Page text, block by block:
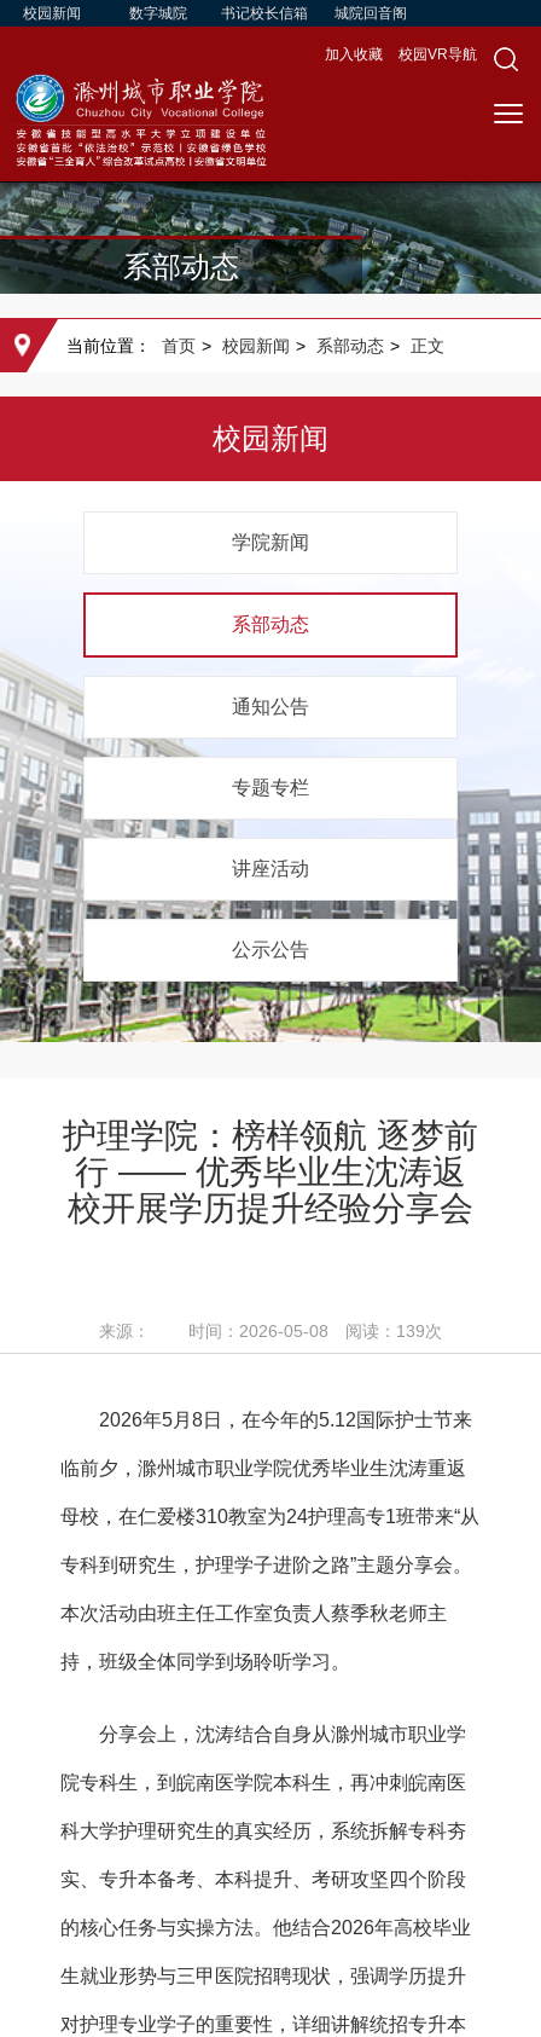
校园新闻 数字城院 书记校长信箱 城院回音阁
加入收藏 校园VR导航
系部动态
当前位置： 首页 > 校园新闻 > 系部动态 > 正文
校园新闻
学院新闻
系部动态
通知公告
专题专栏
讲座活动
公示公告
护理学院：榜样领航 逐梦前
行 —— 优秀毕业生沈涛返
校开展学历提升经验分享会
来源： 时间：2026-05-08 阅读： 139次
2026年5月8日，在今年的5.12国际护士节来
临前夕，滁州城市职业学院优秀毕业生沈涛重返
母校，在仁爱楼310教室为24护理高专1班带来“从
专科到研究生，护理学子进阶之路”主题分享会。
本次活动由班主任工作室负责人蔡季秋老师主
持，班级全体同学到场聆听学习。
分享会上，沈涛结合自身从滁州城市职业学
院专科生，到皖南医学院本科生，再冲刺皖南医
科大学护理研究生的真实经历，系统拆解专科夯
实、专升本备考、本科提升、考研攻坚四个阶段
的核心任务与实操方法。他结合2026年高校毕业
生就业形势与三甲医院招聘现状，强调学历提升
对护理专业学子的重要性，详细讲解统招专升本